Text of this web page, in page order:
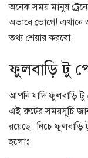
অনেক সময় মানুষ
অভাবে ভোগে! এখানে
তথ্য শেয়ার করবো।
ফুলবাড়ি টু
আপনি যাদি ফুলবাড়ি
এই রুটের সময়সূচি
রয়েছে। নিচে
হলোঃ